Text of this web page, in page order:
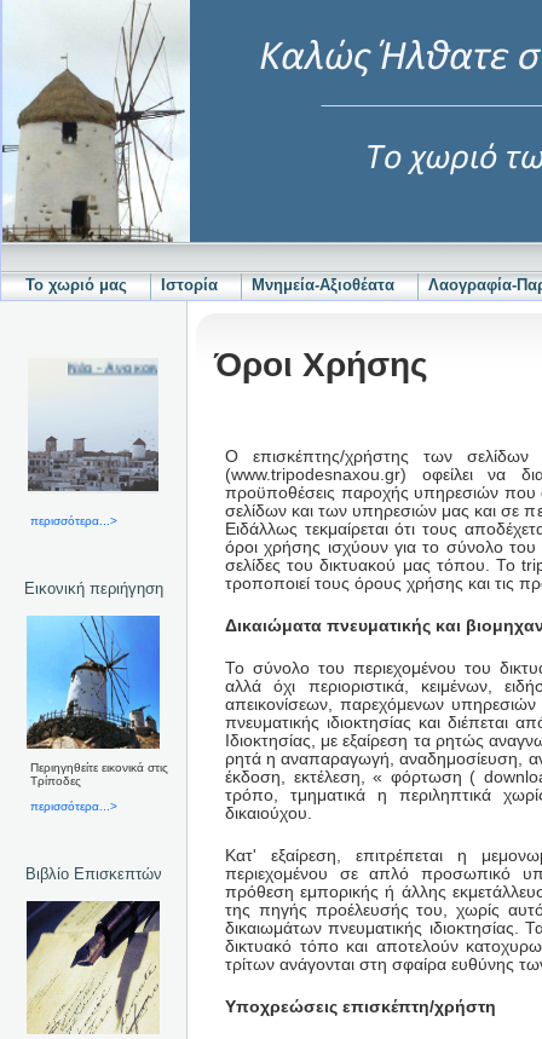
Το χωριό μας Ιστορία Μνημεία-Αξιοθέατα Λαογραφία-
Νέα - Ανακοινώσεις
περισσότερα...>
Εικονική περιήγηση
Περιηγηθείτε εικονικά στις
Τρίποδες
περισσότερα...>
Βιβλίο Επισκεπτών
Όροι Χρήσης
Ο επισκέπτης/χρήστης των
(www.tripodesnaxou.gr) οφείλει να
προϋποθέσεις παροχής υπηρεσιών
σελίδων και των υπηρεσιών μας και σε
Ειδάλλως τεκμαίρεται ότι τους
όροι χρήσης ισχύουν για το σύνολο του
σελίδες του δικτυακού μας τόπου. Το
τροποποιεί τους όρους χρήσης και τις
Δικαιώματα πνευματικής και
Το σύνολο του περιεχομένου του
αλλά όχι περιοριστικά, κειμένων,
απεικονίσεων, παρεχόμενων υπηρεσιών
πνευματικής ιδιοκτησίας και διέπεται
Ιδιοκτησίας, με εξαίρεση τα ρητώς
ρητά η αναπαραγωγή, αναδημοσίευση,
έκδοση, εκτέλεση, « φόρτωση (
τρόπο, τμηματικά η περιληπτικά
δικαιούχου.
Κατ' εξαίρεση, επιτρέπεται η
περιεχομένου σε απλό προσωπικό
πρόθεση εμπορικής ή άλλης
της πηγής προέλευσής του, χωρίς
δικαιωμάτων πνευματικής
δικτυακό τόπο και αποτελούν
τρίτων ανάγονται στη σφαίρα ευθύνης
Υποχρεώσεις επισκέπτη/χρήστη